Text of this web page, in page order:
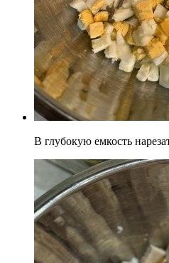
В глубокую емкость